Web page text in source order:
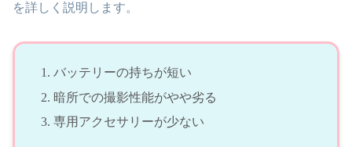
を詳しく説明します。
バッテリーの持ちが短い
暗所での撮影性能がやや劣る
専用アクセサリーが少ない